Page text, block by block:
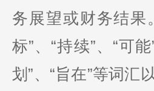
务展望或财务结果
标”、“持续”、“可
划”、“旨在”等词汇